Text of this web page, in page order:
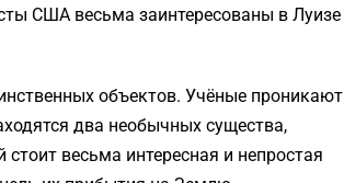
США весьма заинтересованы в Луизе
объектов. Учёные проникают
два необычных существа,
весьма интересная и непростая